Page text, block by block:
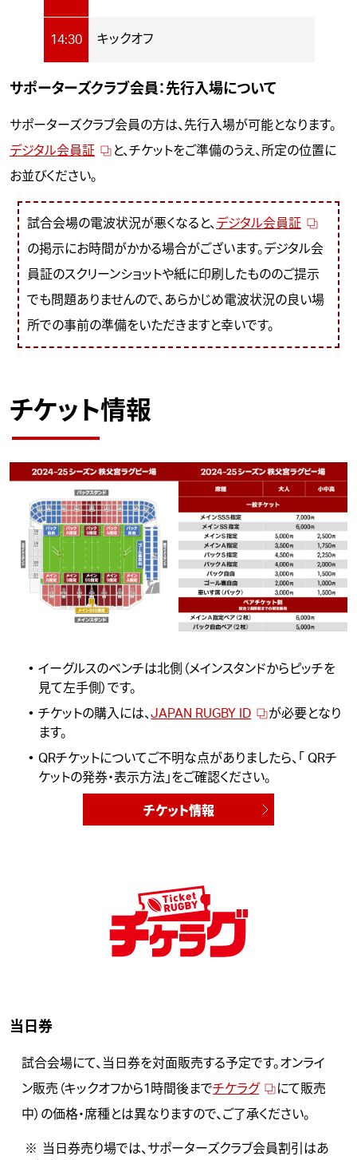
14:30 キックオフ
サポーターズクラブ会員：先行入場について
サポーターズクラブ会員の方は、先行入場が可能となります。
デジタル会員証
と、チケットをご準備のうえ、所定の位置に
お並びください。
試合会場の電波状況が悪くなると、 デジタル会員証
の掲示にお時間がかかる場合がございます。デジタル会
員証のスクリーンショットや紙に印刷したもののご提示
でも問題ありませんので、あらかじめ電波状況の良い場
所での事前の準備をいただきますと幸いです。
チケット情報
イーグルスのベンチは北側（メインスタンドからピッチを
見て左手側）です。
チケットの購入には、JAPAN RUGBY ID
が必要となり
ます。
QRチケットについてご不明な点がありましたら、「 QRチ
ケットの発券・表示方法 」をご確認ください。
チケット情報
当日券
試合会場にて、当日券を対面販売する予定です。オンライ
ン販売（キックオフから1時間後までチケラグ
にて販売
中）の価格・席種とは異なりますので、ご了承ください。
当日券売り場では、サポーターズクラブ会員割引はあ